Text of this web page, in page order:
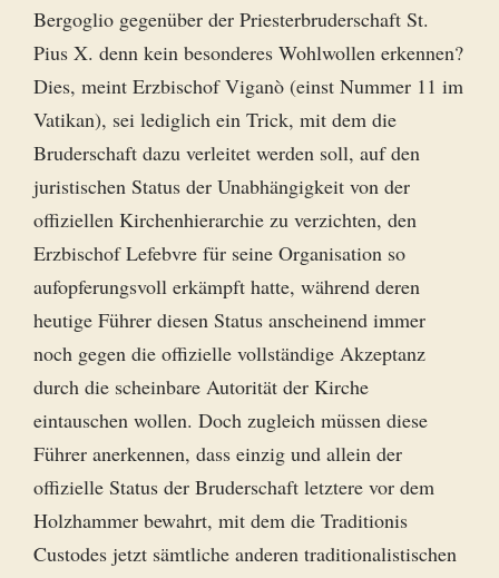
Bergoglio gegenüber der Priesterbruderschaft St.
Pius X. denn kein besonderes Wohlwollen erkennen?
Dies, meint Erzbischof Viganò (einst Nummer 11 im
Vatikan), sei lediglich ein Trick, mit dem die
Bruderschaft dazu verleitet werden soll, auf den
juristischen Status der Unabhängigkeit von der
offiziellen Kirchenhierarchie zu verzichten, den
Erzbischof Lefebvre für seine Organisation so
aufopferungsvoll erkämpft hatte, während deren
heutige Führer diesen Status anscheinend immer
noch gegen die offizielle vollständige Akzeptanz
durch die scheinbare Autorität der Kirche
eintauschen wollen. Doch zugleich müssen diese
Führer anerkennen, dass einzig und allein der
offizielle Status der Bruderschaft letztere vor dem
Holzhammer bewahrt, mit dem die Traditionis
Custodes jetzt sämtliche anderen traditionalistischen